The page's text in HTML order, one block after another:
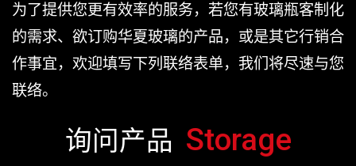
为了提供您更有效率的服务，若您有玻璃瓶客制化
的需求、欲订购华夏玻璃的产品，或是其它行销合
作事宜，欢迎填写下列联络表单，我们将尽速与您
联络。
询问产品 Storage